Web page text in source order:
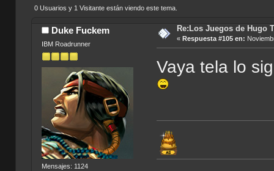
0 Usuarios y 1 Visitante están viendo este tema.
Duke Fuckem
IBM Roadrunner
Mensajes: 1124
Re:Los Juegos de Hugo
« Respuesta #105 en:
Vaya tela lo